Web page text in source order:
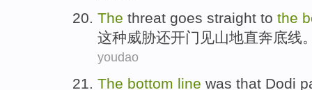
The threat goes straight to the
这种威胁还开门见山地直奔底线
youdao
The bottom line was that Dodi